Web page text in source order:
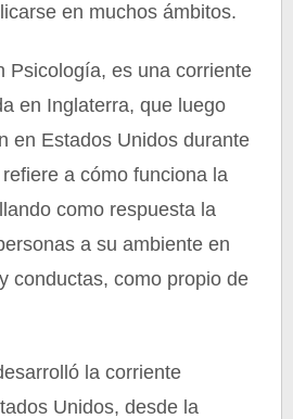
en muchos ámbitos.
Psicología, es una corriente
en Inglaterra, que luego
en Estados Unidos durante
a cómo funciona la
como respuesta la
a su ambiente en
conductas, como propio de
la corriente
Unidos, desde la